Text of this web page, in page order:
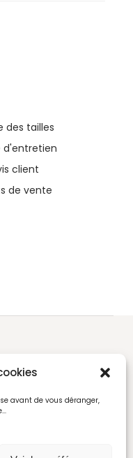
avant de vous déranger,
des tailles
d'entretien
client
de vente